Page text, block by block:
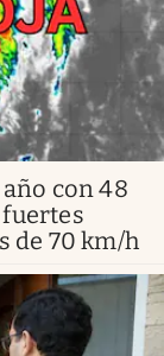
con 48
de 70 km/h